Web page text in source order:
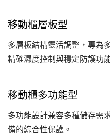
移動櫃層板型
多層板結構靈活調整，專為
精確濕度控制與穩定防護功
移動櫃多功能型
多功能設計兼容多種儲存需
備的綜合性保護。